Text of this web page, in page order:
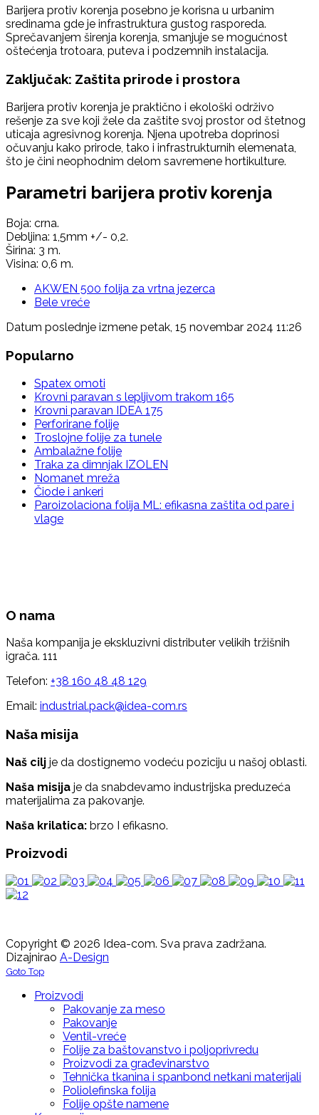
Barijera protiv korenja posebno je korisna u urbanim
sredinama gde je infrastruktura gustog rasporeda.
Sprečavanjem širenja korenja, smanjuje se mogućnost
oštećenja trotoara, puteva i podzemnih instalacija.
Zaključak: Zaštita prirode i prostora
Barijera protiv korenja je praktično i ekološki održivo
rešenje za sve koji žele da zaštite svoj prostor od štetnog
uticaja agresivnog korenja. Njena upotreba doprinosi
očuvanju kako prirode, tako i infrastrukturnih elemenata,
što je čini neophodnim delom savremene hortikulture.
Parametri barijera protiv korenja
Boja: crna.
Debljina: 1,5mm +/- 0,2.
Širina: 3 m.
Visina: 0,6 m.
AKWEN 500 folija za vrtna jezerca
Bele vreće
Datum poslednje izmene petak, 15 novembar 2024 11:26
Popularno
Spatex omoti
Krovni paravan s lepljivom trakom 165
Krovni paravan IDEA 175
Perforirane folije
Troslojne folije za tunele
Ambalažne folije
Traka za dimnjak IZOLEN
Nomanet mreža
Čiode i ankeri
Paroizolaciona folija ML: efikasna zaštita od pare i
vlage
O nama
Naša kompanija je ekskluzivni distributer velikih tržišnih
igrača. 111
Telefon: +38 160 48 48 129
Email: industrial.pack@idea-com.rs
Naša misija
Naš cilj je da dostignemo vodeću poziciju u našoj oblasti.
Naša misija je da snabdevamo industrijska preduzeća
materijalima za pakovanje.
Naša krilatica: brzo I efikasno.
Proizvodi
Copyright © 2026 Idea-com. Sva prava zadržana.
Dizajnirao A-Design
Goto Top
Proizvodi
Pakovanje za meso
Pakovanje
Ventil-vreće
Folije za baštovanstvo i poljoprivredu
Proizvodi za građevinarstvo
Tehnička tkanina i spanbond netkani materijali
Poliolefinska folija
Folije opšte namene